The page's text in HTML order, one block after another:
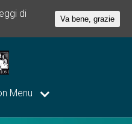
Menu
di
Va bene, grazie